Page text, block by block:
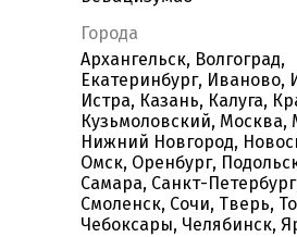
Города
Архангельск, Волгоград,
Екатеринбург, Иваново,
Истра, Казань, Калуга,
Кузьмоловский, Москва,
Нижний Новгород,
Омск, Оренбург,
Самара, Санкт-
Смоленск, Сочи, Тверь,
Чебоксары, Челябинск,